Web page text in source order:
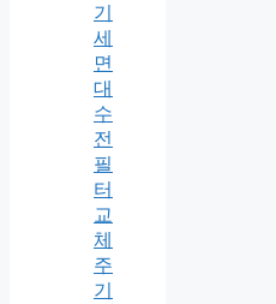
기
세
면
대
수
전
필
터
교
체
주
기